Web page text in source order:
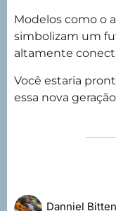
Modelos como o
simbolizam um
altamente
Você estaria
essa nova
Danniel